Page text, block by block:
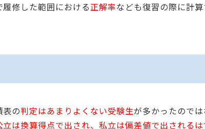
修した範囲における正解率なども復習の際に計算
表の判定はあまりよくない受験生が多かったので
立は換算得点で出され、私立は偏差値で出されるは